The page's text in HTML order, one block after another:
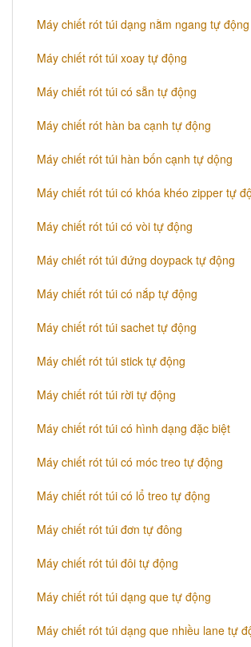
Máy chiết rót túi dạng nằm ngang tự động
Máy chiết rót túi xoay tự động
Máy chiết rót túi có sẵn tự động
Máy chiết rót hàn ba cạnh tự động
Máy chiết rót túi hàn bốn cạnh tự dộng
Máy chiết rót túi có khóa khéo zipper tự
Máy chiết rót túi có vòi tự động
Máy chiết rót túi đứng doypack tự động
Máy chiết rót túi có nắp tự động
Máy chiết rót túi sachet tự động
Máy chiết rót túi stick tự động
Máy chiết rót túi rời tự động
Máy chiết rót túi có hình dạng đặc biệt
Máy chiết rót túi có móc treo tự động
Máy chiết rót túi có lổ treo tự động
Máy chiết rót túi đơn tự đông
Máy chiết rót túi đôi tự động
Máy chiết rót túi dạng que tự động
Máy chiết rót túi dạng que nhiều lane tự